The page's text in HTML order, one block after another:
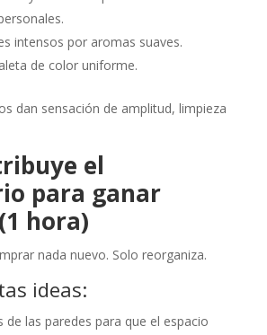
intensos por aromas suaves.
de color uniforme.
dan sensación de amplitud, limpieza
el
para ganar
hora)
nada nuevo. Solo reorganiza.
ideas:
de las paredes para que el espacio